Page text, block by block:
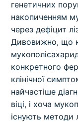
генетичних
накопиченням
через дефіцит
Дивовижно, що
конкретного
клінічної
найчастіше
віці, і хоча
існують методи